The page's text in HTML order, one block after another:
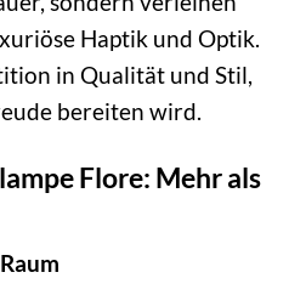
Haptik und Optik.
in Qualität und Stil,
bereiten wird.
Flore: Mehr als